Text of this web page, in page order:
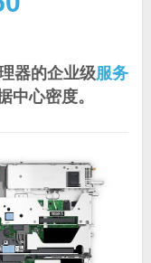
器的企业级服务
中心密度。